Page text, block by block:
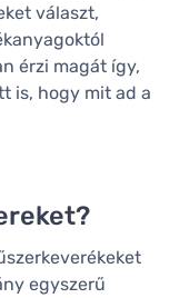
választ,
érzi magát így,
is, hogy mit ad a
egyszerű